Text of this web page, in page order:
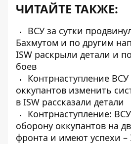
ЧИТАЙТЕ ТАКЖЕ:
ВСУ за сутки
Бахмутом и по другим
ISW раскрыли детали и
боев
Контрнаступление ВСУ
оккупантов изменить
в ISW рассказали детали
Контрнаступление:
оборону оккупантов на
фронта и имеют успехи –